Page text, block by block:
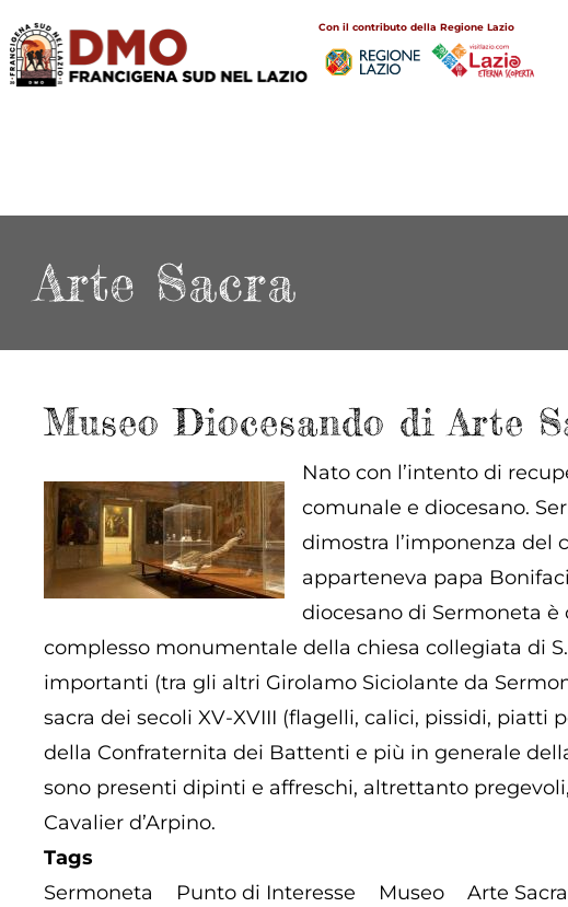
Salta
al
contenuto
Con il contributo della Regione Lazio
Main
navigation
Arte Sacra
Museo Diocesando di Arte
Nato con l’intento di
comunale e diocesano.
dimostra l’imponenza del
apparteneva papa
diocesano di Sermoneta è
complesso monumentale della chiesa collegiata di
importanti (tra gli altri Girolamo Siciolante da
sacra dei secoli XV-XVIII (flagelli, calici, pissidi,
della Confraternita dei Battenti e più in generale
sono presenti dipinti e affreschi, altrettanto
Cavalier d’Arpino.
Tags
Sermoneta
Punto di Interesse Museo Arte Sacra